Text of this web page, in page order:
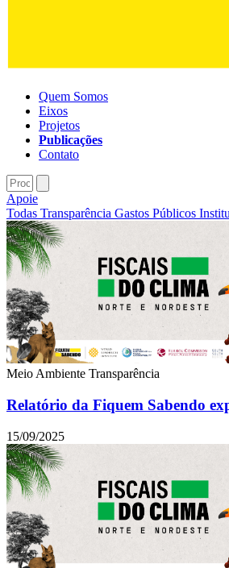
Quem Somos
Eixos
Projetos
Publicações
Contato
Apoie
Todas Transparência Gastos Públicos
Meio Ambiente Transparência
Relatório da Fiquem Sabendo
15/09/2025